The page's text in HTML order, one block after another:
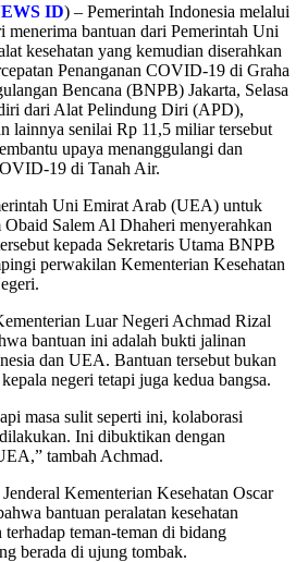
ID) – Pemerintah Indonesia melalui
bantuan dari Pemerintah Uni
kesehatan yang kemudian diserahkan
Penanganan COVID-19 di Graha
Bencana (BNPB) Jakarta, Selasa
dari Alat Pelindung Diri (APD),
lainnya senilai Rp 11,5 miliar tersebut
upaya menanggulangi dan
19 di Tanah Air.
Uni Emirat Arab (UEA) untuk
Salem Al Dhaheri menyerahkan
kepada Sekretaris Utama BNPB
perwakilan Kementerian Kesehatan
Luar Negeri Achmad Rizal
bantuan ini adalah bukti jalinan
dan UEA. Bantuan tersebut bukan
negeri tetapi juga kedua bangsa.
masa sulit seperti ini, kolaborasi
Ini dibuktikan dengan
tambah Achmad.
Kementerian Kesehatan Oscar
bantuan peralatan kesehatan
teman-teman di bidang
berada di ujung tombak.